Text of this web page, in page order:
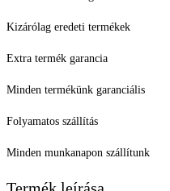
Kizárólag eredeti termékek
Extra termék garancia
Minden termékünk garanciális
Folyamatos szállítás
Minden munkanapon szállítunk